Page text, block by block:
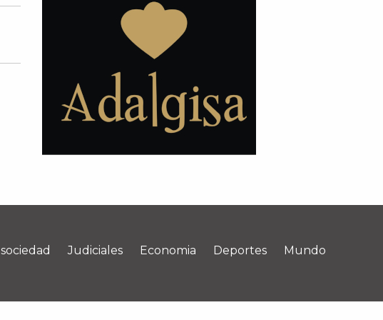
sociedad Judiciales Economia Deportes Mundo